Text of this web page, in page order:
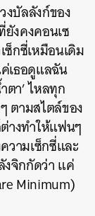
งบัลลังก์ของ
งคงคอนเซ
กซี่เหมือนเดิม
เธอดูแลฉัน
า’ ไหลทุก
ตามสไตล์ของ
างทำให้แฟนๆ
วามเซ็กซี่และ
จิกกัดว่า แค่
Minimum)